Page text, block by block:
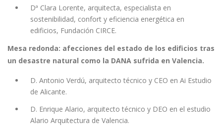
Dª Clara Lorente, arquitecta, especialista en
sostenibilidad, confort y eficiencia energética en
edificios, Fundación CIRCE.
Mesa redonda: afecciones del estado de los edificios tras
un desastre natural como la DANA sufrida en Valencia.
D. Antonio Verdú, arquitecto técnico y CEO en Ai Estudio
de Alicante.
D. Enrique Alario, arquitecto técnico y DEO en el estudio
Alario Arquitectura de Valencia.